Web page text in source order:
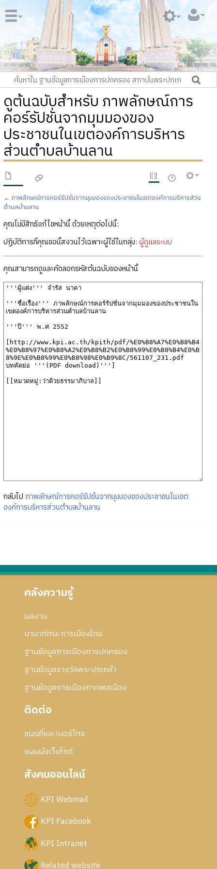
ดูต้นฉบับสำหรับ ภาพลักษณ์การ
คอร์รัปชั่นจากมุมมองของ
ประชาชนในเขตองค์การบริหาร
ส่วนตำบลบ้านลาน
← ภาพลักษณ์การคอร์รัปชั่นจากมุมมองของประชาชนในเขตองค์การบริหารส่วน
ตำบลบ้านลาน
คุณไม่มีสิทธิแก้ไขหน้านี้ ด้วยเหตุต่อไปนี้:
ปฏิบัติการที่คุณขอนี้สงวนไว้เฉพาะผู้ใช้ในกลุ่ม: ผู้ดูแลระบบ
คุณสามารถดูและคัดลอกรหัสต้นฉบับของหน้านี้
กลับไป ภาพลักษณ์การคอร์รัปชั่นจากมุมมองของประชาชนในเขต
องค์การบริหารส่วนตำบลบ้านลาน
คลังความรู้
ผลงาน
นานาทัศนะการเมืองไทย
ฐานข้อมูลการเมืองการปกครอง
ฐานข้อมูลรางวัลพระปกเกล้า
ฐานข้อมูลการเมืองภาคพลเมือง
ติดต่อ
แผนที่และเบอร์โทร
แผนผังเว็บไซด์
สังคมออนไลน์
KPI Webmail
KPI Facebook
KPI Intranet
Related website